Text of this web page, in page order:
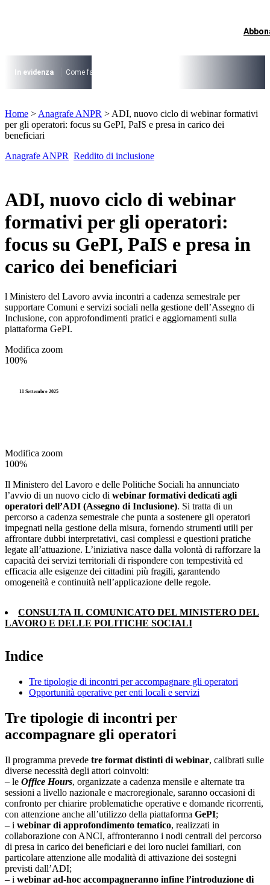
I più cercati
Lorem ipsum dolor sit amet consectetur
Lorem ipsum dolor sit amet consectetur
In evidenza Come fare per …
Lorem ipsum dolor sit amet consectetur
Home > Anagrafe ANPR > ADI, nuovo ciclo di webinar formativi
per gli operatori: focus su GePI, PaIS e presa in carico dei
beneficiari
Anagrafe ANPR Reddito di inclusione
ADI, nuovo ciclo di webinar
formativi per gli operatori:
focus su GePI, PaIS e presa in
carico dei beneficiari
l Ministero del Lavoro avvia incontri a cadenza semestrale per
supportare Comuni e servizi sociali nella gestione dell’Assegno di
Inclusione, con approfondimenti pratici e aggiornamenti sulla
piattaforma GePI.
Modifica zoom
100%
11 Settembre 2025
Modifica zoom
100%
Il Ministero del Lavoro e delle Politiche Sociali ha annunciato
l’avvio di un nuovo ciclo di webinar formativi dedicati agli
operatori dell’ADI (Assegno di Inclusione). Si tratta di un
percorso a cadenza semestrale che punta a sostenere gli operatori
impegnati nella gestione della misura, fornendo strumenti utili per
affrontare dubbi interpretativi, casi complessi e questioni pratiche
legate all’attuazione. L’iniziativa nasce dalla volontà di rafforzare la
capacità dei servizi territoriali di rispondere con tempestività ed
efficacia alle esigenze dei cittadini più fragili, garantendo
omogeneità e continuità nell’applicazione delle regole.
CONSULTA IL COMUNICATO DEL MINISTERO DEL
LAVORO E DELLE POLITICHE SOCIALI
Indice
Tre tipologie di incontri per accompagnare gli operatori
Opportunità operative per enti locali e servizi
Tre tipologie di incontri per
accompagnare gli operatori
Il programma prevede tre format distinti di webinar, calibrati sulle
diverse necessità degli attori coinvolti:
– le Office Hours, organizzate a cadenza mensile e alternate tra
sessioni a livello nazionale e macroregionale, saranno occasioni di
confronto per chiarire problematiche operative e domande ricorrenti,
con attenzione anche all’utilizzo della piattaforma GePI;
– i webinar di approfondimento tematico, realizzati in
collaborazione con ANCI, affronteranno i nodi centrali del percorso
di presa in carico dei beneficiari e dei loro nuclei familiari, con
particolare attenzione alle modalità di attivazione dei sostegni
previsti dall’ADI;
– i webinar ad-hoc accompagneranno infine l’introduzione di